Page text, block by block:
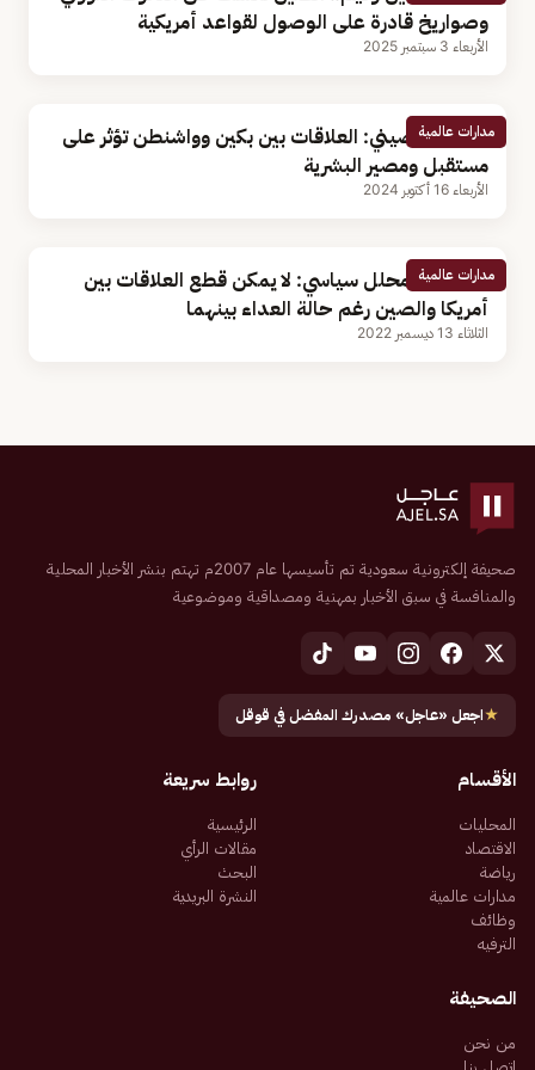
وصواريخ قادرة على الوصول لقواعد أمريكية
الأربعاء 3 سبتمبر 2025
مدارات عالمية
الرئيس الصيني: العلاقات بين بكين وواشنطن تؤثر على
مستقبل ومصير البشرية
الأربعاء 16 أكتوبر 2024
مدارات عالمية
بالفيديو.. محلل سياسي: لا يمكن قطع العلاقات بين
أمريكا والصين رغم حالة العداء بينهما
الثلاثاء 13 ديسمبر 2022
صحيفة إلكترونية سعودية تم تأسيسها عام 2007م تهتم بنشر الأخبار المحلية
والمنافسة في سبق الأخبار بمهنية ومصداقية وموضوعية
★اجعل «عاجل» مصدرك المفضل في قوقل
الأقسام
المحليات
الاقتصاد
رياضة
مدارات عالمية
وظائف
الترفيه
روابط سريعة
الرئيسية
مقالات الرأي
البحث
النشرة البريدية
الصحيفة
من نحن